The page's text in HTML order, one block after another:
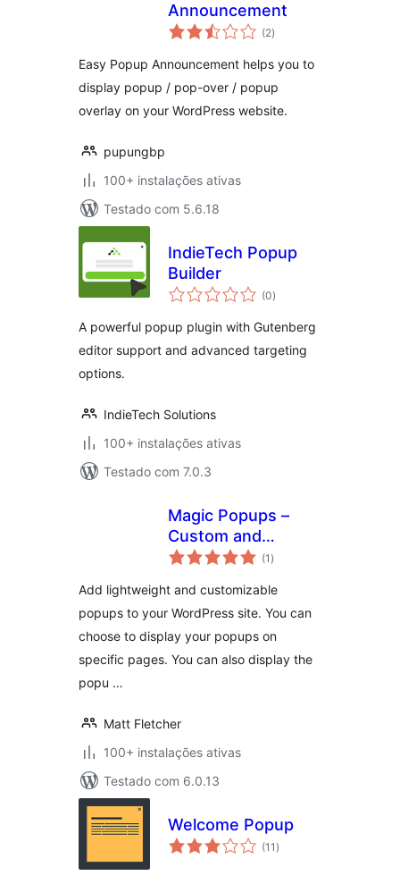
Announcement
(2avaliações
totais
)
Easy Popup Announcement helps you to
display popup / pop-over / popup
overlay on your WordPress website.
pupungbp
100+ instalações ativas
Testado com 5.6.18
IndieTech Popup
Builder
(0avaliações
totais
)
A powerful popup plugin with Gutenberg
editor support and advanced targeting
options.
IndieTech Solutions
100+ instalações ativas
Testado com 7.0.3
Magic Popups –
Custom and
Lightweight (1 avaliações
totais
)
Add lightweight and customizable
popups to your WordPress site. You can
choose to display your popups on
specific pages. You can also display the
popu …
Matt Fletcher
100+ instalações ativas
Testado com 6.0.13
Welcome Popup
(11 avaliações
totais
)